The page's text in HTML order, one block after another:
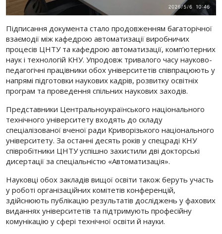
Підписання документа стало продовженням багаторічної
взаємодії між кафедрою автоматизації виробничих
процесів ЦНТУ та кафедрою автоматизації, комп’ютерних
наук і технологій КНУ. Упродовж тривалого часу науково-
педагогічні працівники обох університетів співпрацюють у
напрямі підготовки наукових кадрів, розвитку освітніх
програм та проведення спільних наукових заходів.
Представники Центральноукраїнського національного
технічного університету входять до складу
спеціалізованої вченої ради Криворізького національного
університету. За останні десять років у спецраді КНУ
співробітники ЦНТУ успішно захистили дві докторські
дисертації за спеціальністю «Автоматизація».
Науковці обох закладів вищої освіти також беруть участь
у роботі організаційних комітетів конференцій,
здійснюють публікацію результатів досліджень у фахових
виданнях університетів та підтримують професійну
комунікацію у сфері технічної освіти й науки.